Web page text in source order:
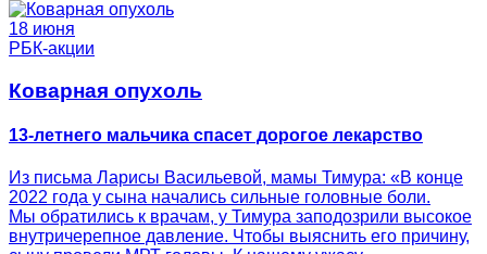
18 июня
РБК-акции
Коварная опухоль
13-летнего мальчика спасет дорогое лекарство
Из письма Ларисы Васильевой, мамы Тимура: «В конце
2022 года у сына начались сильные головные боли.
Мы обратились к врачам, у Тимура заподозрили высокое
внутричерепное давление. Чтобы выяснить его причину,